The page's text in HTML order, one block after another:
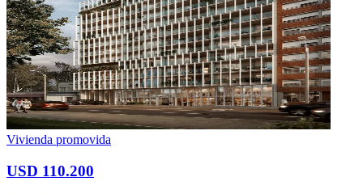
Vivienda promovida
USD 110.200